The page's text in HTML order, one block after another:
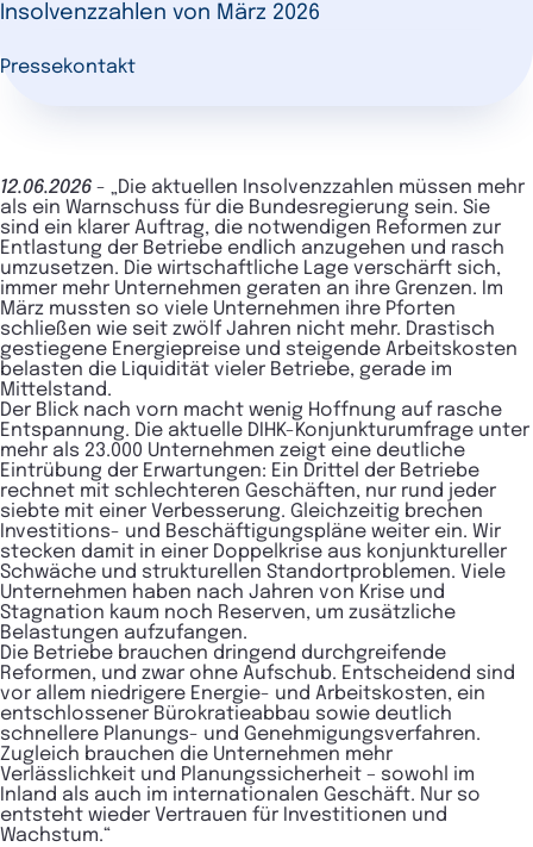
Insolvenzzahlen von März 2026
Pressekontakt
12.06.2026 - „Die aktuellen Insolvenzzahlen müssen mehr
als ein Warnschuss für die Bundesregierung sein. Sie
sind ein klarer Auftrag, die notwendigen Reformen zur
Entlastung der Betriebe endlich anzugehen und rasch
umzusetzen. Die wirtschaftliche Lage verschärft sich,
immer mehr Unternehmen geraten an ihre Grenzen. Im
März mussten so viele Unternehmen ihre Pforten
schließen wie seit zwölf Jahren nicht mehr. Drastisch
gestiegene Energiepreise und steigende Arbeitskosten
belasten die Liquidität vieler Betriebe, gerade im
Mittelstand.
Der Blick nach vorn macht wenig Hoffnung auf rasche
Entspannung. Die aktuelle DIHK-Konjunkturumfrage unter
mehr als 23.000 Unternehmen zeigt eine deutliche
Eintrübung der Erwartungen: Ein Drittel der Betriebe
rechnet mit schlechteren Geschäften, nur rund jeder
siebte mit einer Verbesserung. Gleichzeitig brechen
Investitions- und Beschäftigungspläne weiter ein. Wir
stecken damit in einer Doppelkrise aus konjunktureller
Schwäche und strukturellen Standortproblemen. Viele
Unternehmen haben nach Jahren von Krise und
Stagnation kaum noch Reserven, um zusätzliche
Belastungen aufzufangen.
Die Betriebe brauchen dringend durchgreifende
Reformen, und zwar ohne Aufschub. Entscheidend sind
vor allem niedrigere Energie- und Arbeitskosten, ein
entschlossener Bürokratieabbau sowie deutlich
schnellere Planungs- und Genehmigungsverfahren.
Zugleich brauchen die Unternehmen mehr
Verlässlichkeit und Planungssicherheit – sowohl im
Inland als auch im internationalen Geschäft. Nur so
entsteht wieder Vertrauen für Investitionen und
Wachstum.“